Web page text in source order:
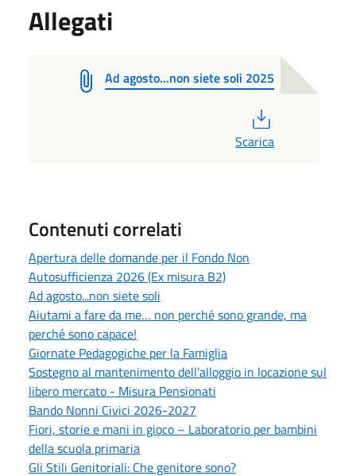
Allegati
Ad agosto...non siete soli 2025
Scarica
Contenuti correlati
Apertura delle domande per il Fondo Non
Autosufficienza 2026 (Ex misura B2)
Ad agosto...non siete soli
Aiutami a fare da me… non perché sono grande, ma
perché sono capace!
Giornate Pedagogiche per la Famiglia
Sostegno al mantenimento dell’alloggio in locazione sul
libero mercato - Misura Pensionati
Bando Nonni Civici 2026-2027
Fiori, storie e mani in gioco – Laboratorio per bambini
della scuola primaria
Gli Stili Genitoriali: Che genitore sono?